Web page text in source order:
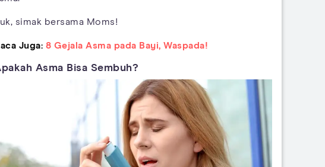
simak bersama Moms!
Juga: 8 Gejala Asma pada Bayi, Waspada!
Asma Bisa Sembuh?